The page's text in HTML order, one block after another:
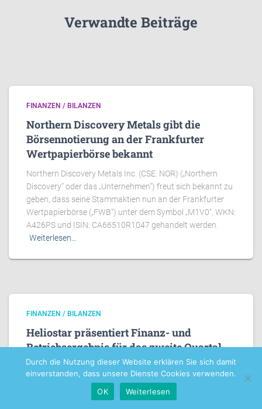
Verwandte Beiträge
FINANZEN / BILANZEN
Northern Discovery Metals gibt die
Börsennotierung an der Frankfurter
Wertpapierbörse bekannt
Northern Discovery Metals Inc. (CSE: NOR) („Northern
Discovery“ oder das „Unternehmen“) freut sich bekannt zu
geben, dass seine Stammaktien nun an der Frankfurter
Wertpapierbörse („FWB“) unter dem Symbol „M1V0“, WKN:
A426PS und ISIN: CA66510R1047 gehandelt werden.
Weiterlesen…
FINANZEN / BILANZEN
Heliostar präsentiert Finanz- und
Betriebsergebnis für das zweite Quartal
2026 mit Goldproduktion und Barreserven
in Rekordhöhe
. Eckdaten für das zweite Quartal 2026: Rekordproduktion
Durch die Nutzung dieser Website erklären Sie sich damit
einverstanden, dass unsere Dienste Cookies verwenden.
OK
Weiterlesen